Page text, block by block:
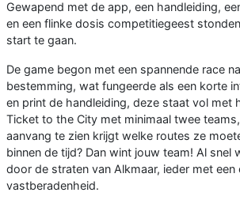
Gewapend met de app, een handleiding,
en een flinke dosis competitiegeest
start te gaan.
De game begon met een spannende race
bestemming, wat fungeerde als een korte
en print de handleiding, deze staat vol met
Ticket to the City met minimaal twee
aanvang te zien krijgt welke routes ze
binnen de tijd? Dan wint jouw team! Al snel
door de straten van Alkmaar, ieder met een
vastberadenheid.